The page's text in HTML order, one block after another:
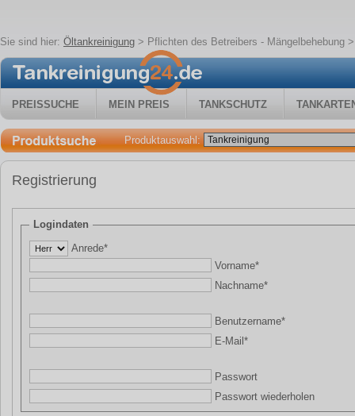
Sie sind hier: Öltankreinigung > Pflichten des Betreibers - Mängelbehebung
PREISSUCHE MEIN PREIS TANKSCHUTZ
Produktauswahl:
Registrierung
Logindaten
Anrede*
Vorname*
Nachname*
Benutzername*
E-Mail*
Passwort
Passwort wiederholen